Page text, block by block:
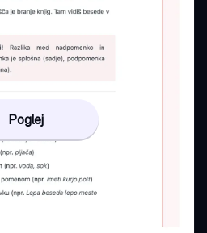
Poglej